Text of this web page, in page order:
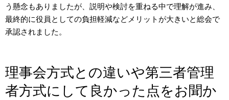
う懸念もありましたが、説明や検討を重ねる中で理解が進み、
最終的に役員としての負担軽減などメリットが大きいと総会で
承認されました。
理事会方式との違いや第三者管理
者方式にして良かった点をお聞か